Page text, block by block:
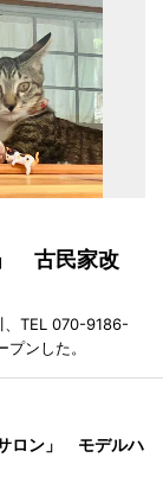
古民家改
、TEL 070-9186-
ンした。
ロン」 モデルハ